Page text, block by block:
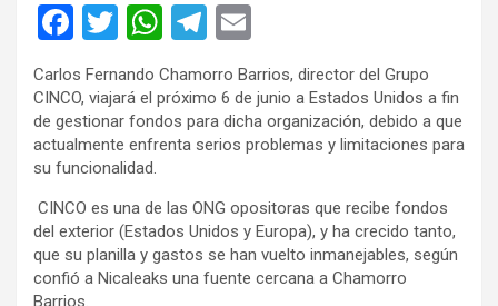
F
a
ce
b
o
o
k
T
wi
tt
er
W
h
at
s
p
p
T
e
gr
m
m
ail
Carlos Fernando Chamorro Barrios, director del Grupo
CINCO, viajará el próximo 6 de junio a Estados Unidos a fin
de gestionar fondos para dicha organización, debido a que
actualmente enfrenta serios problemas y limitaciones para
su funcionalidad.
CINCO es una de las ONG opositoras que recibe fondos
del exterior (Estados Unidos y Europa), y ha crecido tanto,
que su planilla y gastos se han vuelto inmanejables, según
confió a Nicaleaks una fuente cercana a Chamorro